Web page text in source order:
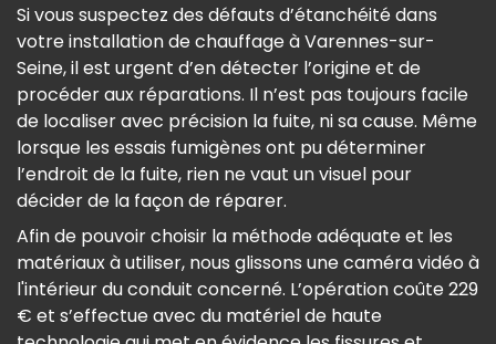
Si vous suspectez des défauts d’étanchéité dans
votre installation de chauffage à Varennes-sur-
Seine, il est urgent d’en détecter l’origine et de
procéder aux réparations. Il n’est pas toujours facile
de localiser avec précision la fuite, ni sa cause. Même
lorsque les essais fumigènes ont pu déterminer
l’endroit de la fuite, rien ne vaut un visuel pour
décider de la façon de réparer.
Afin de pouvoir choisir la méthode adéquate et les
matériaux à utiliser, nous glissons une caméra vidéo à
l'intérieur du conduit concerné. L’opération coûte 229
€ et s’effectue avec du matériel de haute